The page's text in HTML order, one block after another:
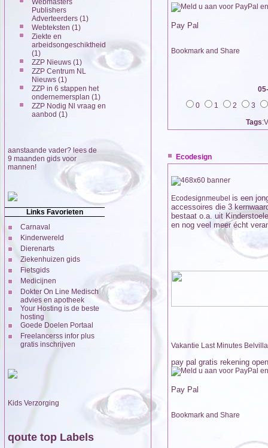
Publishers
Adverteerders (1)
Webteksten (1)
Ziekte en
arbeidsongeschiktheid
(1)
ZZP Nieuws (1)
ZZP Centrum NL
Nieuws (1)
ZZP in 6 stappen het
ondernemersplan (1)
ZZP Nodig Nl vraag en
aanbod (1)
aanstaande vader? lees de
9 maanden gids voor
mannen!
Links Favorieten
Carnaval
Kinderwereld
Dierenarts
Ziekenhuizen gids
Fietsgids
Medicijnen
Dokter On Line Medisch
advies en apotheek
Your Hosting is de beste
hosting
Goede Doelen Portaal
Freelancerss infor plus
gratis inschrijven
Kids Verzorging
qoute top Labels
Pay Pal
0
1 2
3
Tags
Ecodesign
Ecodesignmeubel is een
accessoires die 3
bestaat o.a. uit
en nog veel meer écht
Vakantie Last Minutes Belvilla
pay pal gratis rekening
Pay Pal